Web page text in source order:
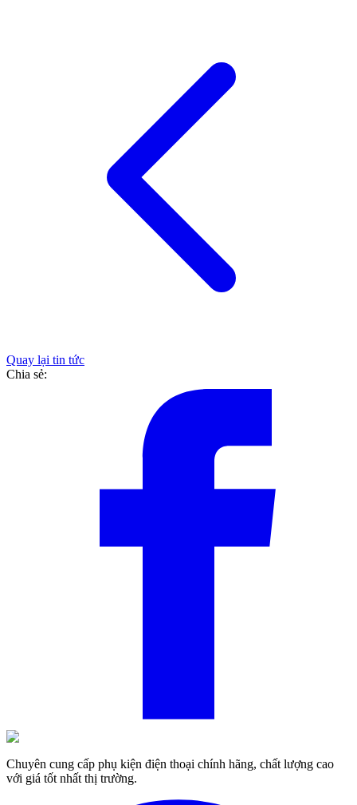
Quay lại tin tức
Chia sẻ:
Chuyên cung cấp phụ kiện điện thoại chính hãng, chất lượng cao
với giá tốt nhất thị trường.